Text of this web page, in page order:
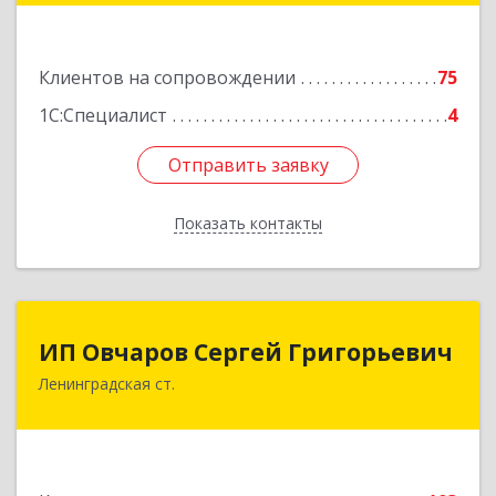
Клиентов на сопровождении
75
1С:Специалист
4
Отправить заявку
Показать контакты
Отправить заявку
Назад
ИП Овчаров Сергей Григорьевич
Ленинградская ст.
ИП Овчаров Сергей Григорьевич
353740, Краснодарский край, Ленинградский р-